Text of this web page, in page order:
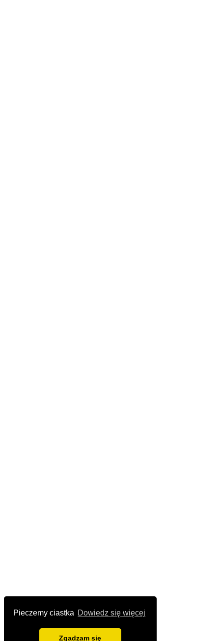
Pieczemy ciastka Dowiedz się więcej
Zgadzam się